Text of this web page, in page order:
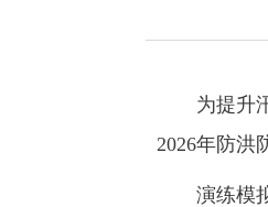
为提升汛
2026年防洪
演练模拟